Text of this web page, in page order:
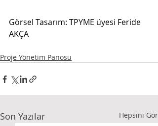
Görsel Tasarım: TPYME üyesi Feride
AKÇA
Proje Yönetim Panosu
Son Yazılar Hepsini Gör